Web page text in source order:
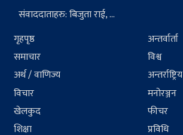
संवाददाताहरु: बिजुता राई, ...
गृहपृष्ठ
समाचार
अर्थ / वाणिज्य
विचार
खेलकुद
शिक्षा
अन्तर्वार्ता
विश्व
अन्तर्राष्ट्रिय
मनोरञ्जन
फीचर
प्रविधि